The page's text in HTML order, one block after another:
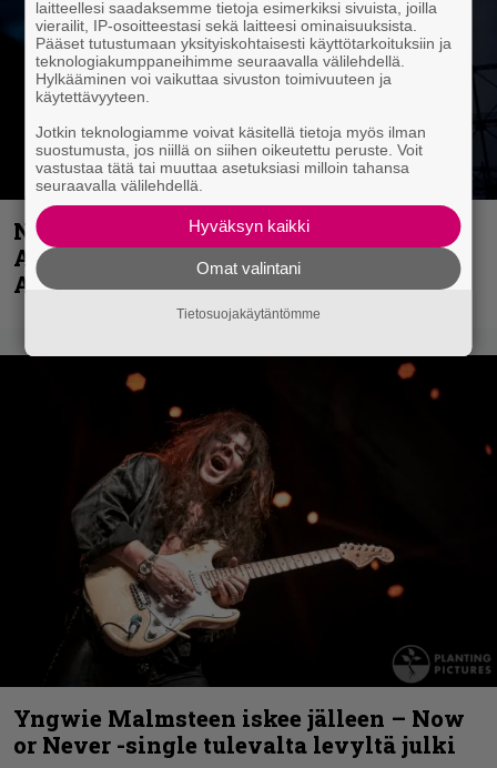
Näin lähtee Ghostin Tobias Forgelta
Accept – menossa mukana myös
Anthrax- ja Korn-miehistöä
Yngwie Malmsteen iskee jälleen – Now
or Never -single tulevalta levyltä julki
laitteellesi saadaksemme tietoja esimerkiksi sivuista, joilla
vierailit, IP-osoitteestasi sekä laitteesi ominaisuuksista.
Pääset tutustumaan yksityiskohtaisesti käyttötarkoituksiin ja
teknologiakumppaneihimme seuraavalla välilehdellä.
Hylkääminen voi vaikuttaa sivuston toimivuuteen ja
käytettävyyteen.
Jotkin teknologiamme voivat käsitellä tietoja myös ilman
suostumusta, jos niillä on siihen oikeutettu peruste. Voit
vastustaa tätä tai muuttaa asetuksiasi milloin tahansa
seuraavalla välilehdellä.
Hyväksyn kaikki
Omat valintani
Tietosuojakäytäntömme